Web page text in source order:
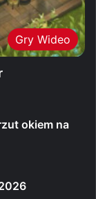
Gry Wideo
okiem na